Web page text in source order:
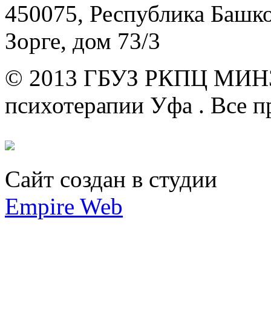
450075, Республика
Зорге, дом 73/3
© 2013 ГБУЗ РКПЦ
психотерапии Уфа . Все
Сайт создан в студии
Empire Web